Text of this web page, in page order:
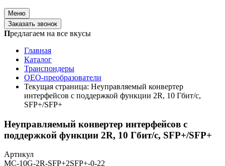
Меню
Заказать звонок
Предлагаем на все вкусы
Главная
Каталог
Транспондеры
OEO-преобразователи
Текущая страница: Неуправляемый конвертер
интерфейсов с поддержкой функции 2R, 10 Гбит/с,
SFP+/SFP+
Неуправляемый конвертер интерфейсов с
поддержкой функции 2R, 10 Гбит/с, SFP+/SFP+
Артикул
MC-10G-2R-SFP+2SFP+-0-22